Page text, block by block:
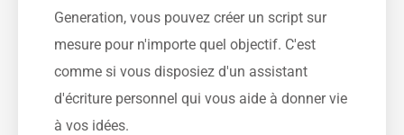
Generation, vous pouvez créer un script sur
mesure pour n'importe quel objectif. C'est
comme si vous disposiez d'un assistant
d'écriture personnel qui vous aide à donner vie
à vos idées.